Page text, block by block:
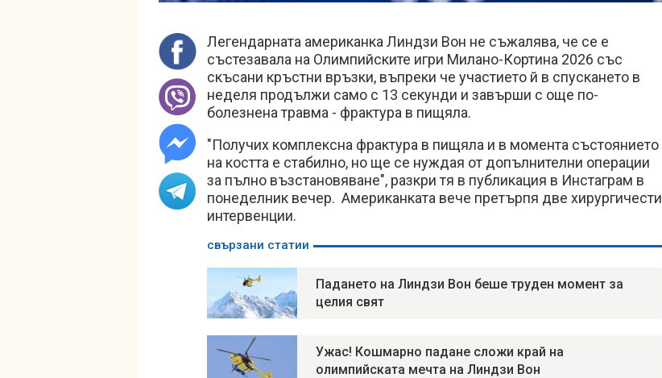
Легендарната американка Линдзи Вон не съжалява, че се е
състезавала на Олимпийските игри Милано-Кортина 2026 със
скъсани кръстни връзки, въпреки че участието й в спускането в
неделя продължи само с 13 секунди и завърши с още по-
болезнена травма - фрактура в пищяла.
"Получих комплексна фрактура в пищяла и в момента състоянието
на костта е стабилно, но ще се нуждая от допълнителни операции
за пълно възстановяване", разкри тя в публикация в Инстаграм в
понеделник вечер. Американката вече претърпя две хирургичести
интервенции.
свързани статии
Падането на Линдзи Вон беше труден момент за
целия свят
Ужас! Кошмарно падане сложи край на
олимпийската мечта на Линдзи Вон